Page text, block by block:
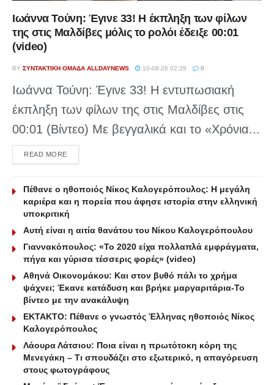
Ιωάννα Τούνη: Έγινε 33! Η έκπληξη των φίλων
της στις Μαλδίβες μόλις το ρολόι έδειξε 00:01
(video)
BY ΣΥΝΤΑΚΤΙΚΉ ΟΜΆΔΑ ALLDAYNEWS 10-08-26 02:28 0
Ιωάννα Τούνη: Έγινε 33! Η εντυπωσιακή
έκπληξη των φίλων της στις Μαλδίβες στις
00:01 (Βίντεο) Με βεγγαλικά και το «Χρόνια...
READ MOREDETAILS
Πέθανε ο ηθοποιός Νίκος Καλογερόπουλος: Η μεγάλη
καριέρα και η πορεία που άφησε ιστορία στην ελληνική
υποκριτική
Αυτή είναι η αιτία θανάτου του Νίκου Καλογερόπουλου
Γιαννακόπουλος: «Το 2020 είχα πολλαπλά εμφράγματα,
πήγα και γύρισα τέσσερις φορές» (video)
Αθηνά Οικονομάκου: Και στον βυθό πάλι το χρήμα
ψάχνει; Έκανε κατάδυση και βρήκε μαργαριτάρια-To
βίντεο με την ανακάλυψη
ΕΚΤΑΚΤΟ: Πέθανε ο γνωστός Έλληνας ηθοποιός Νίκος
Καλογερόπουλος
Λάουρα Λάτσιου: Ποια είναι η πρωτότοκη κόρη της
Μενεγάκη – Τι σπουδάζει στο εξωτερικό, η απαγόρευση
στους φωτογράφους